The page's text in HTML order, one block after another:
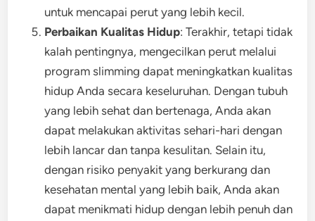
untuk mencapai perut yang lebih kecil.
Perbaikan Kualitas Hidup: Terakhir, tetapi tidak
kalah pentingnya, mengecilkan perut melalui
program slimming dapat meningkatkan kualitas
hidup Anda secara keseluruhan. Dengan tubuh
yang lebih sehat dan bertenaga, Anda akan
dapat melakukan aktivitas sehari-hari dengan
lebih lancar dan tanpa kesulitan. Selain itu,
dengan risiko penyakit yang berkurang dan
kesehatan mental yang lebih baik, Anda akan
dapat menikmati hidup dengan lebih penuh dan